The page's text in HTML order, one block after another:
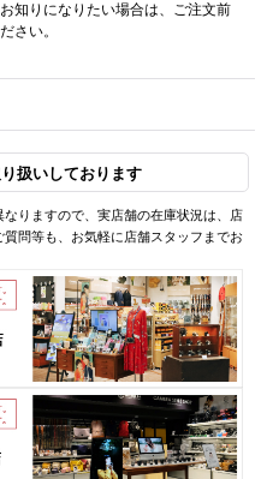
知りになりたい場合は、ご注文前
さい。
扱いしております
りますので、実店舗の在庫状況は、店
問等も、お気軽に店舗スタッフまでお